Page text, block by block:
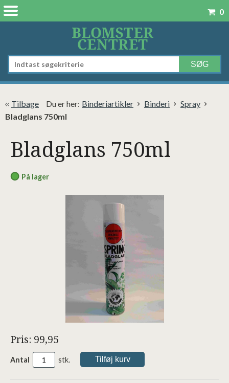
0
Tilbage Du er her: Binderiartikler Binderi
Spray
Bladglans 750ml
Bladglans 750ml
På lager
Pris: 99,95
Antal stk.